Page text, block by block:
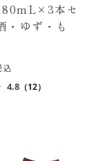
本セ
・ゆず・も
込
4.8 （12）